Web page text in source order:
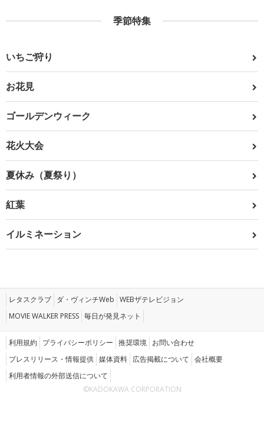
季節特集
いちご狩り
お花見
ゴールデンウィーク
花火大会
夏休み（夏祭り）
紅葉
イルミネーション
レタスクラブ ダ・ヴィンチWeb WEBザテレビジョン
MOVIE WALKER PRESS 毎日が発見ネット
利用規約 プライバシーポリシー 推奨環境 お問い合わせ
プレスリリース・情報提供 媒体資料 広告掲載について 会社概要
利用者情報の外部送信について
©KADOKAWA CORPORATION